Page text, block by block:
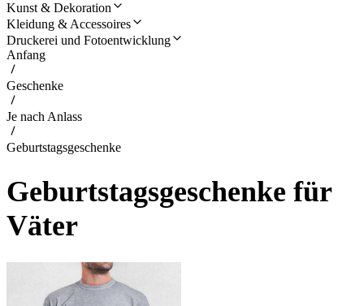
Kunst & Dekoration
Kleidung & Accessoires
Druckerei und Fotoentwicklung
Anfang
Geschenke
Je nach Anlass
Geburtstagsgeschenke
Geburtstagsgeschenke für
Väter